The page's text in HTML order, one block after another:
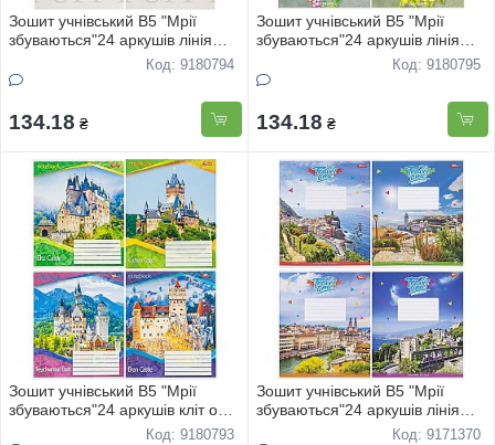
Зошит учнівський В5 "Мрії
збуваються"24 аркушів лінія
офс "Песики" 3595 16штКод: 9180794
134.18 ₴
Зошит учнівський В5 "Мрії
збуваються"24 аркушів лінія
офс "Квiти" 3818 16штКод: 9180795
134.18 ₴
Зошит учнівський В5 "Мрії
збуваються"24 аркушів кліт офс
"Архiтектура" 3532 16штКод: 9180793
Зошит учнівський В5 "Мрії
збуваються"24 аркушів лінія
офс "Пейзажi" 3358 16штКод: 9171370